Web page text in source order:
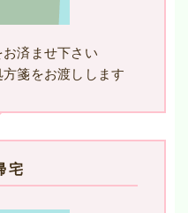
済ませ下さい
箋をお渡しします
宅